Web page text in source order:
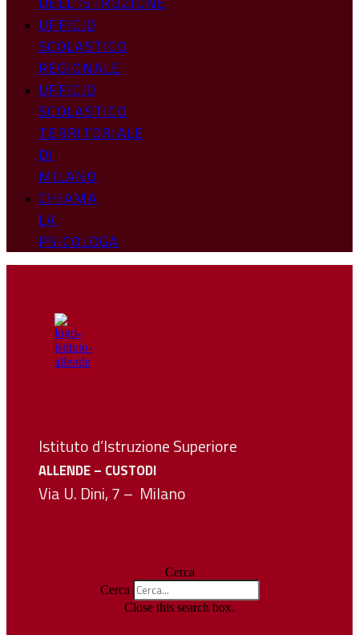
UFFICIO
SCOLASTICO
REGIONALE
UFFICIO
SCOLASTICO
TERRITORIALE
DI
MILANO
CHIAMA
LA
PSICOLOGA
Istituto d’Istruzione Superiore
ALLENDE – CUSTODI
Via U. Dini, 7 – Milano
Cerca
Cerca
Close this search box.